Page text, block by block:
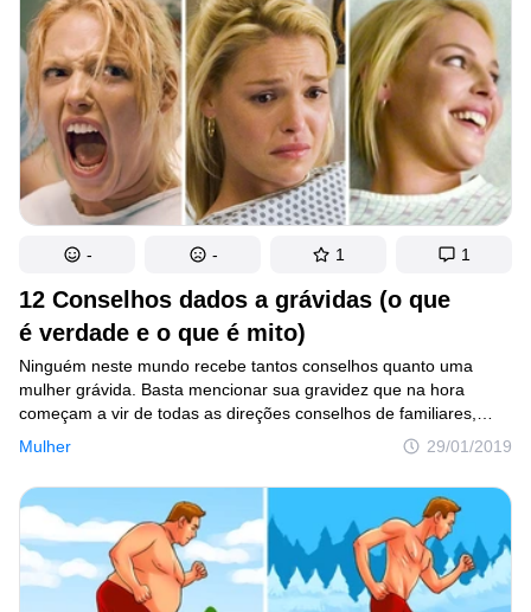
pessoas lidam com esse tpo de problema recorrendo
a medicamentos, enquanto outras preferem fazer exercícios
e adquirir hábitos mais saudáveis. Só que há também quem
se acostume a viver assim, sem saber que, além da fadiga em si,
o sono de má qualidade também pode acarretar outros
problemas da saúde.
12 Conselhos dados a grávidas (o que
é verdade e o que é mito)
Mulher 29/01/2019
Ninguém neste mundo recebe tantos conselhos quanto uma
mulher grávida. Basta mencionar sua gravidez que na hora
começam a vir de todas as direções conselhos de familiares,
amigos, colegas e até de vizinhos. Todo mundo quer dividir sua
experiência, contar o que aconteceu e o que é certo e errado,
o quanto precisa comer e beber e dá explicação sobre o mal
estar do estômago e a frequência com que o bebê que
se movimenta. É tanta informação que fica fácil se sentir confusa.
- - 1 1